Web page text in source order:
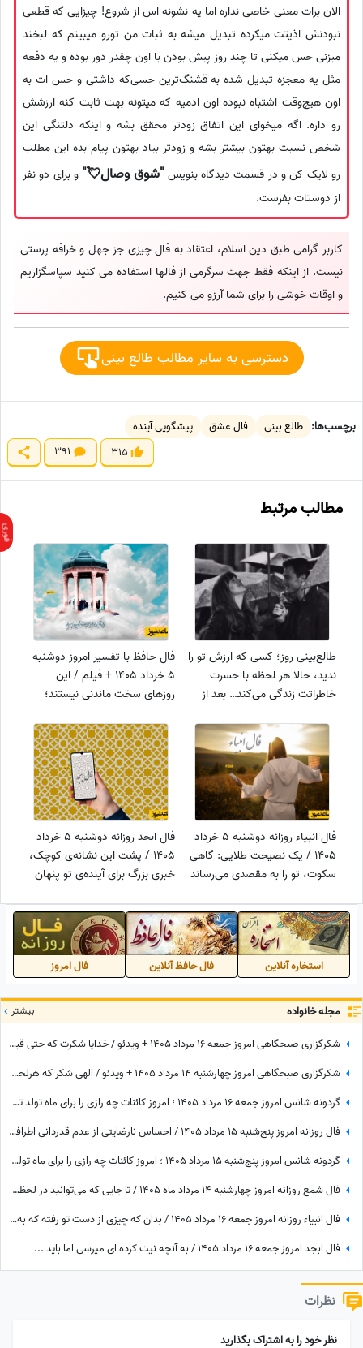
الان برات معنی خاصی نداره اما‌ یه نشونه اس از شروع! چیزایی که قطعی
نبودنش اذیتت میکرده تبدیل میشه به ثبات من تورو میبینم که لبخند
میزنی حس میکنی تا چند روز پیش بودن با اون چقدر دور بوده و‌ یه دفعه
مثل یه معجزه تبدیل شده به قشنگ‌ترین حسی‌که داشتی و‌ حس ات به
اون هیچ‌وقت اشتباه نبوده اون ادمیه که میتونه بهت ثابت کنه ارزشش
رو داره. اگه میخوای این اتفاق زودتر محقق بشه و اینکه دلتنگی این
شخص نسبت بهتون بیشتر بشه و زودتر بیاد بهتون پیام بده این مطلب
رو لایک کن و در قسمت دیدگاه بنویس"شوق وصال💘" و برای دو نفر
از دوستات بفرست.
کاربر گرامی طبق دین اسلام، اعتقاد به فال چیزی جز جهل و خرافه پرستی
نیست. از اینکه فقط جهت سرگرمی از فالها استفاده می کنید سپاسگزاریم
و اوقات خوشی را برای شما آرزو می کنیم.
دسترسی به سایر مطالب طالع بینی
برچسب‌ها: طالع بینی فال عشق
پیشگویی آینده
315
391
مطالب مرتبط
طالع‌بینی روز؛ کسی که ارزش تو را
ندید، حالا هر لحظه با حسرت
خاطراتت زندگی می‌کند… بعد از
همه‌چیز را تغییر می‌دهد
فال حافظ با تفسیر امروز دوشنبه
5 خرداد 1405 + فیلم / این
روزهای سخت ماندنی نیستند؛
است
فال انبیاء روزانه دوشنبه 5 خرداد
1405 / یک نصیحت طلایی: گاهی
سکوت، تو را به مقصدی می‌رساند
فال ابجد روزانه دوشنبه 5 خرداد
1405 / پشت این نشانه‌ی کوچک،
خبری بزرگ برای آینده‌ی تو پنهان
استخاره آنلاین فال حافظ آنلاین فال امروز
مجله خانواده بیشتر
شکرگزاری صبحگاهی امروز جمعه 16 مرداد 1405 + ویدئو / خدایا شکرت که حتی قبل از رسیدن آرزوهایم، آرامشِ ایمان به اجابت را در دلم قرار دادی
شکرگزاری صبحگاهی امروز چهارشنبه 14 مرداد 1405 + ویدئو / الهی شکر که هرلحظه هوامو داشتی؛ حتی لحظاتی که خودم خودمو فراموش کرده بودم
گردونه شانس امروز جمعه 16 مرداد 1405 ؛ امروز کائنات چه رازی را برای ماه تولد تو فاش کرده؟
فال روزانه امروز پنج‌شنبه 15 مرداد 1405 / احساس نارضایتی از عدم قدردانی اطرافیان، امری طبیعی است، اما ...
گردونه شانس امروز پنج‌شنبه 15 مرداد 1405 ؛ امروز کائنات چه رازی را برای ماه تولد تو فاش کرده؟
فال شمع روزانه امروز چهارشنبه 14 مرداد ماه 1405 / تا جایی که می‌توانید در لحظه حال زندگی کرده و از آن نهایت استفاده را ببرید
فال انبیاء روزانه امروز جمعه 16 مرداد 1405 / بدان که چیزی از دست تو رفته که به سبب آن غم و اندوه می‌خوری، اما ...
فال ابجد امروز جمعه 16 مرداد 1405 / به آنچه نیت کرده ای میرسی اما باید ...
نظرات
نظر خود را به اشتراک بگذارید